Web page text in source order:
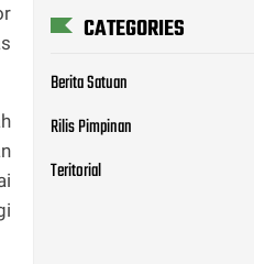
CATEGORIES
Berita Satuan
Rilis Pimpinan
Teritorial